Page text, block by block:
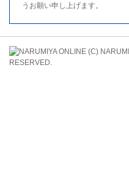
うお願い申し上げます。